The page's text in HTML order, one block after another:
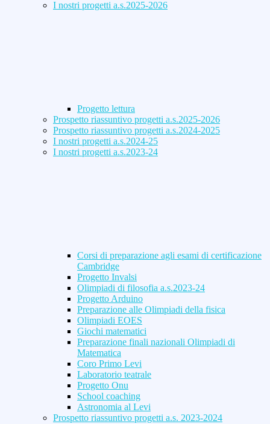
I nostri progetti a.s.2025-2026
Progetto lettura
Prospetto riassuntivo progetti a.s.2025-2026
Prospetto riassuntivo progetti a.s.2024-2025
I nostri progetti a.s.2024-25
I nostri progetti a.s.2023-24
Corsi di preparazione agli esami di certificazione
Cambridge
Progetto Invalsi
Olimpiadi di filosofia a.s.2023-24
Progetto Arduino
Preparazione alle Olimpiadi della fisica
Olimpiadi EOES
Giochi matematici
Preparazione finali nazionali Olimpiadi di
Matematica
Coro Primo Levi
Laboratorio teatrale
Progetto Onu
School coaching
Astronomia al Levi
Prospetto riassuntivo progetti a.s. 2023-2024